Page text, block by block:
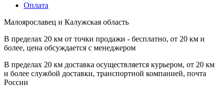
Оплата
Малоярославец и Калужская область
В пределах 20 км от точки продажи - бесплатно, от 20 км и
более, цена обсуждается с менеджером
В пределах 20 км доставка осуществляется курьером, от 20 км
и более службой доставки, транспортной компанией, почта
России